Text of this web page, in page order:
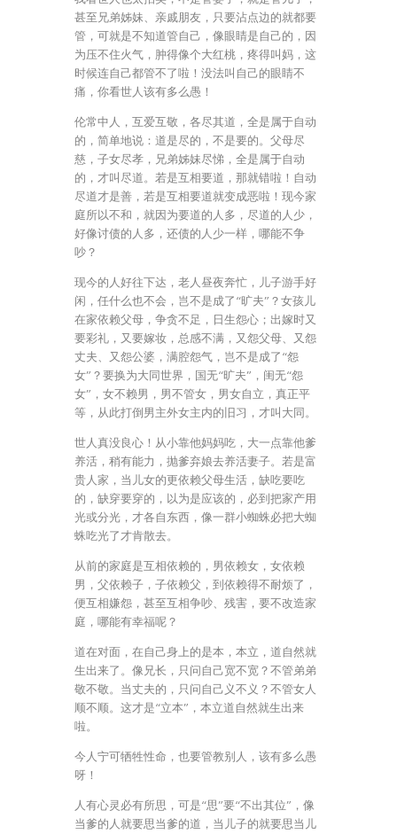
甚至兄弟姊妹、亲戚朋友，只要沾点边的就都要
管，可就是不知道管自己，像眼睛是自己的，因
为压不住火气，肿得像个大红桃，疼得叫妈，这
时候连自己都管不了啦！没法叫自己的眼睛不
痛，你看世人该有多么愚！
伦常中人，互爱互敬，各尽其道，全是属于自动
的，简单地说：道是尽的，不是要的。父母尽
慈，子女尽孝，兄弟姊妹尽悌，全是属于自动
的，才叫尽道。若是互相要道，那就错啦！自动
尽道才是善，若是互相要道就变成恶啦！现今家
庭所以不和，就因为要道的人多，尽道的人少，
好像讨债的人多，还债的人少一样，哪能不争
吵？
现今的人好往下达，老人昼夜奔忙，儿子游手好
闲，任什么也不会，岂不是成了“旷夫”？女孩儿
在家依赖父母，争贪不足，日生怨心；出嫁时又
要彩礼，又要嫁妆，总感不满，又怨父母、又怨
丈夫、又怨公婆，满腔怨气，岂不是成了“怨
女”？要换为大同世界，国无“旷夫”，闺无“怨
女”，女不赖男，男不管女，男女自立，真正平
等，从此打倒男主外女主内的旧习，才叫大同。
世人真没良心！从小靠他妈妈吃，大一点靠他爹
养活，稍有能力，抛爹弃娘去养活妻子。若是富
贵人家，当儿女的更依赖父母生活，缺吃要吃
的，缺穿要穿的，以为是应该的，必到把家产用
光或分光，才各自东西，像一群小蜘蛛必把大蜘
蛛吃光了才肯散去。
从前的家庭是互相依赖的，男依赖女，女依赖
男，父依赖子，子依赖父，到依赖得不耐烦了，
便互相嫌怨，甚至互相争吵、残害，要不改造家
庭，哪能有幸福呢？
道在对面，在自己身上的是本，本立，道自然就
生出来了。像兄长，只问自己宽不宽？不管弟弟
敬不敬。当丈夫的，只问自己义不义？不管女人
顺不顺。这才是“立本”，本立道自然就生出来
啦。
今人宁可牺牲性命，也要管教别人，该有多么愚
呀！
人有心灵必有所思，可是“思”要“不出其位”，像
当爹的人就要思当爹的道，当儿子的就要思当儿